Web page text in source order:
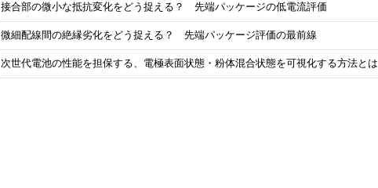
接合部の微小な抵抗変化をどう捉える？ 先端パッケージの低電流評価
微細配線間の絶縁劣化をどう捉える？ 先端パッケージ評価の最前線
次世代電池の性能を担保する、電極表面状態・粉体混合状態を可視化する方法とは